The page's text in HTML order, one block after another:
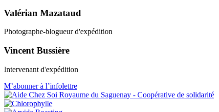
Valérian Mazataud
Photographe-blogueur d'expédition
Vincent Bussière
Intervenant d'expédition
M’abonner à l’infolettre